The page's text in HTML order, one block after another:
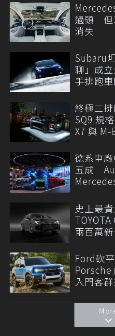
過頭 但
消失
Subaru
聊」成
手排跑車
終極三
SQ9 規
X7 與 M-
德系車
五成
史上最
兩百萬
Ford砍
入門客